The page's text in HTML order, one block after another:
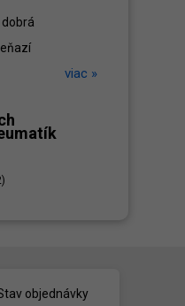
viac »
objednávky